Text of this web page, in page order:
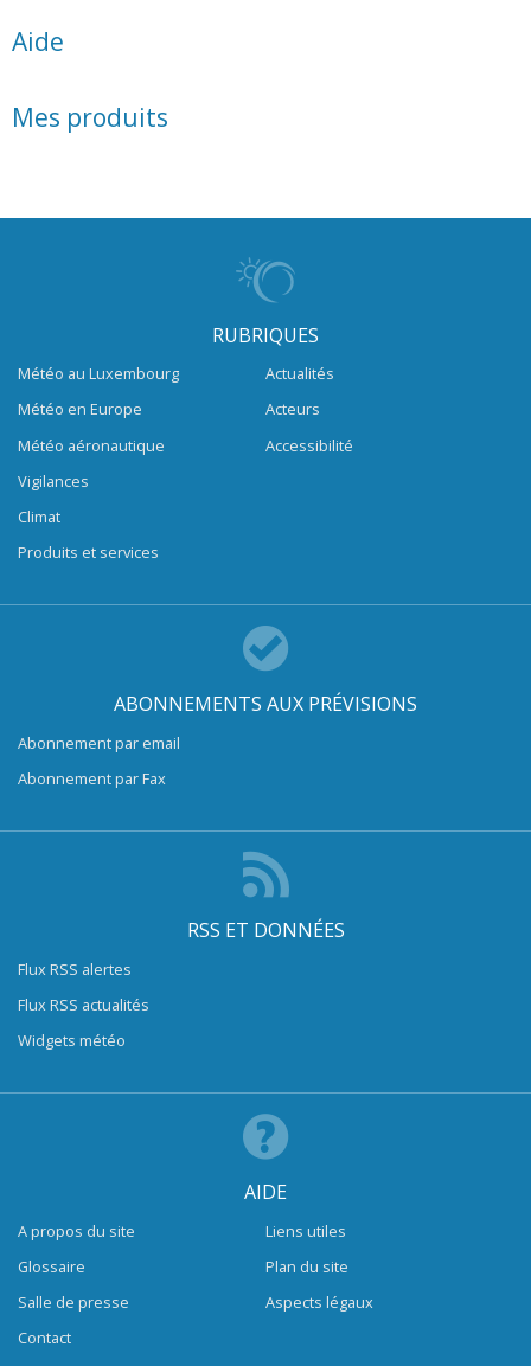
Aide
Mes produits
RUBRIQUES
Météo au Luxembourg
Météo en Europe
Météo aéronautique
Vigilances
Climat
Produits et services
Actualités
Acteurs
Accessibilité
ABONNEMENTS AUX PRÉVISIONS
Abonnement par email
Abonnement par Fax
RSS ET DONNÉES
Flux RSS alertes
Flux RSS actualités
Widgets météo
AIDE
A propos du site
Glossaire
Salle de presse
Contact
Liens utiles
Plan du site
Aspects légaux